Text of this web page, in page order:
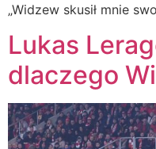
„Widzew skusił mnie
Lukas
dlaczego